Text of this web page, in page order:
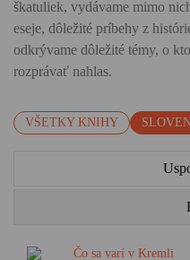
škatuliek, vydávame mimo
eseje, dôležité príbehy z
odkrývame dôležité témy, o
rozprávať nahlas.
VŠETKY KNIHY